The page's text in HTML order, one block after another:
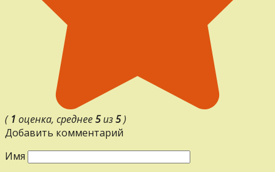
( 1 оценка, среднее5из5)
Добавить комментарий
Имя